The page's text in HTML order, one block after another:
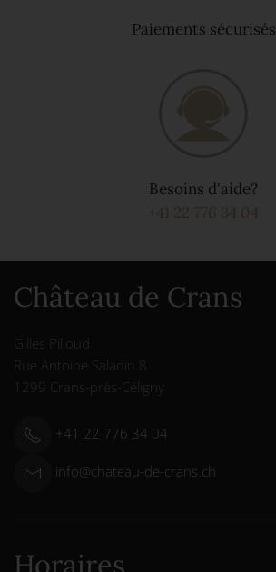
Paiements sécurisés
Besoins d'aide?
+41 22 776 34 04
Château de Crans
Gilles Pilloud
Rue Antoine Saladin 8
1299 Crans-près-Céligny
+41 22 776 34 04
info@chateau-de-crans.ch
Horaires